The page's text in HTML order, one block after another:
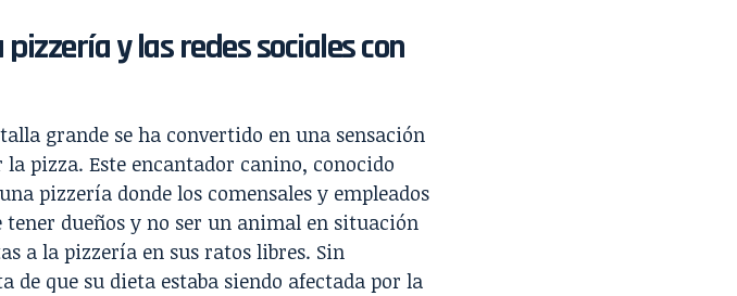
y las redes sociales con
grande se ha convertido en una sensación
pizza. Este encantador canino, conocido
pizzería donde los comensales y empleados
tener dueños y no ser un animal en situación
a la pizzería en sus ratos libres. Sin
de que su dieta estaba siendo afectada por la